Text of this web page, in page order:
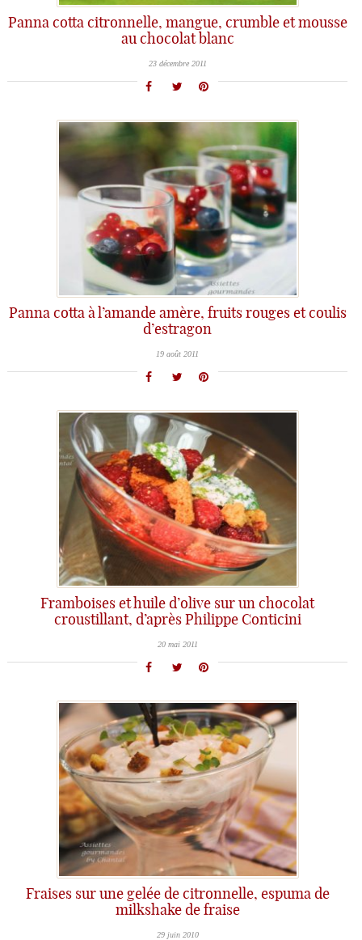
Panna cotta citronnelle, mangue, crumble et mousse
au chocolat blanc
23 décembre 2011
Panna cotta à l’amande amère, fruits rouges et coulis
d’estragon
19 août 2011
Framboises et huile d’olive sur un chocolat
croustillant, d’après Philippe Conticini
20 mai 2011
Fraises sur une gelée de citronnelle, espuma de
milkshake de fraise
29 juin 2010